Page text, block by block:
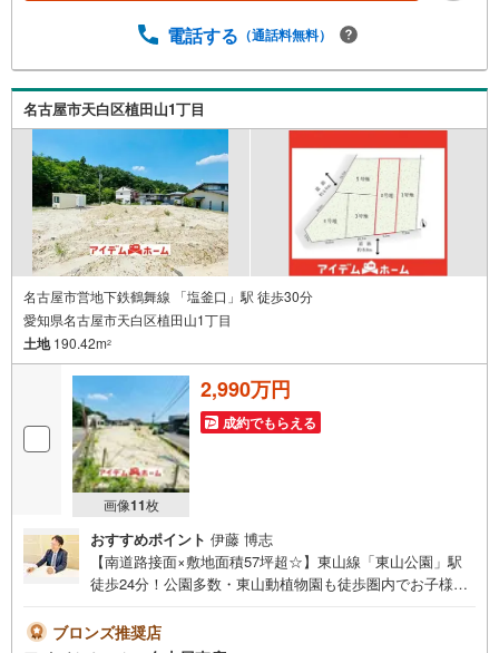
ご不安な方もおまかせください！弊社HPにて物件のルーム
力をたっぷりご紹介しております♪さらに店内には豊富な
物件資料や発売予定物件等ございます☆この機会にぜひお
問い合わせください♪
電話する （通話料無料）
名古屋市天白区植田山1丁目
名古屋市営地下鉄鶴舞線 「塩釜口」駅 徒歩30分
愛知県名古屋市天白区植田山1丁目
土地190.42m2
画像11枚
2,990万円
成約でもらえる
おすすめポイント 伊藤 博志
【南道路接面×敷地面積57坪超☆】東山線「東山公園」駅
徒歩24分！公園多数・東山動植物園も徒歩圏内でお子様に
おります☆＼天白区植田山6期☆全5区画【2号地】/当日の
ブロンズ推奨店